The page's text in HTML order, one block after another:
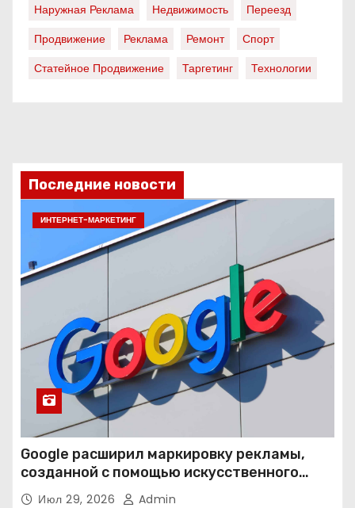
Наружная Реклама
Недвижимость
Переезд
Продвижение
Реклама Ремонт
Спорт
Статейное Продвижение
Таргетинг Технологии
Последние новости
ИНТЕРНЕТ-МАРКЕТИНГ
Google расширил маркировку рекламы,
созданной с помощью искусственного
интеллекта
Июл 29, 2026 Admin